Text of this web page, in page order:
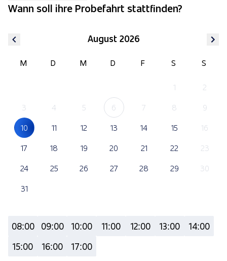
Wann soll ihre Probefahrt stattfinden?
August 2026
M D M D F S S
1
2
3
4 5 6 7 8
9
10
11 12 13 14 15
16
17
18 19 20 21 22
23
24
25 26 27 28 29
30
31
08:00 09:00 10:00 11:00 12:00 13:00
14:00
15:00
16:00 17:00